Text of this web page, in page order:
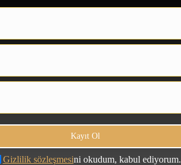
Gizlilik sözleşmesini okudum, kabul ediyorum.